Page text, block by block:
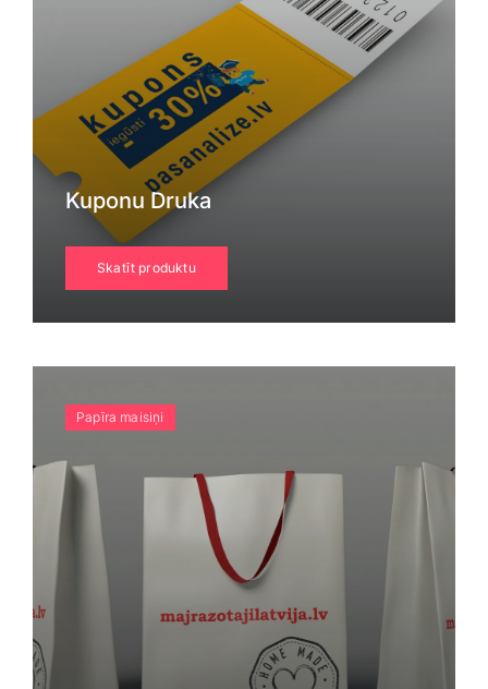
Kuponu Druka
Skatīt produktu
Papīra maisiņi